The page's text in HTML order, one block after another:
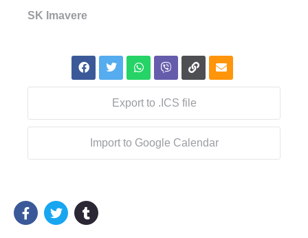
SK Imavere
Export to .ICS file
Import to Google Calendar